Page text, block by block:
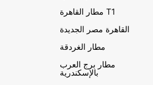
مطار القاهرة T1
القاهرة مصر الجديدة
مطار الغردقة
مطار برج العرب
بالإسكندرية